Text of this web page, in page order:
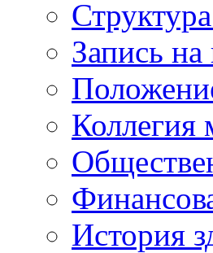
Запись
Коллегия
История